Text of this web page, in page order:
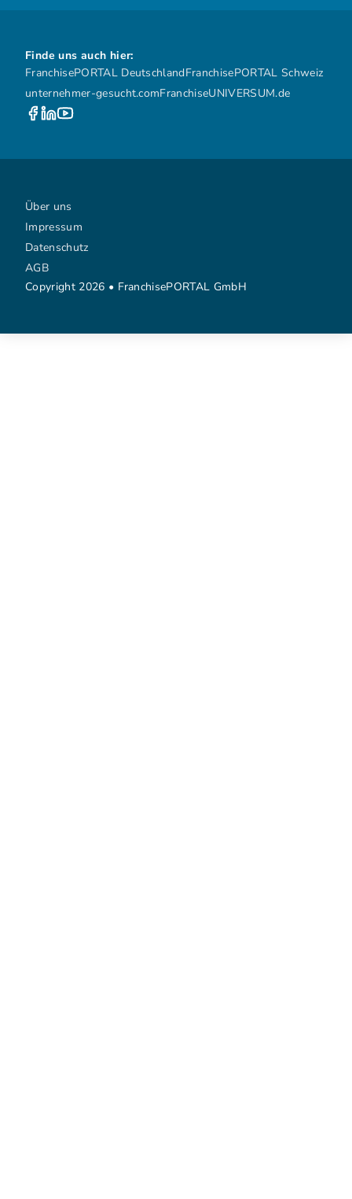
Finde uns auch hier:
FranchisePORTAL DeutschlandFranchisePORTAL Schweiz
unternehmer-gesucht.comFranchiseUNIVERSUM.de
Copyright 2026 • FranchisePORTAL GmbH
Über uns
Impressum
Datenschutz
AGB